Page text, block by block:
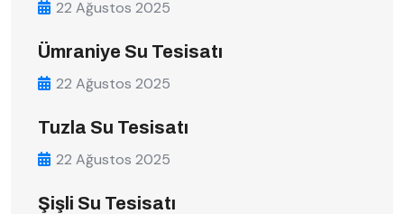
22 Ağustos 2025
Ümraniye Su Tesisatı
22 Ağustos 2025
Tuzla Su Tesisatı
22 Ağustos 2025
Şişli Su Tesisatı